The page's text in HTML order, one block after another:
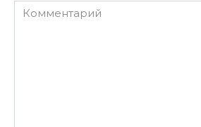
Комментарий